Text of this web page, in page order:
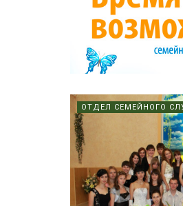
ОТДЕЛ СЕМЕЙНОГО